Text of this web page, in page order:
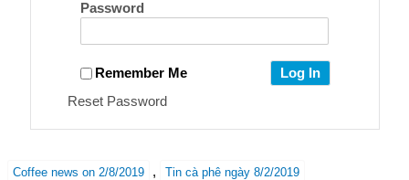
Password
Remember Me
Reset Password
Coffee news on 2/8/2019 , Tin cà phê ngày 8/2/2019